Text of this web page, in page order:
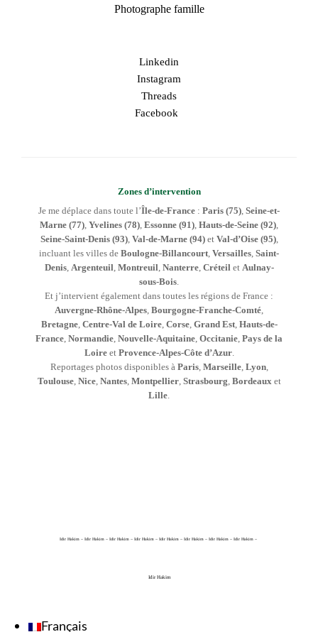
Photographe famille
Linkedin
Instagram
Threads
Facebook
Zones d’intervention
Je me déplace dans toute l’Île-de-France : Paris (75) Seine-et-
Marne (77) Yvelines (78) Essonne (91) Hauts-de-Seine (92)
Seine-Saint-Denis (93), Val-de-Marne (94)et Val-d’Oise (95),
incluant les villes de Boulogne-Billancourt Versailles Saint-
Denis, Argenteuil Montreuil Nanterre, Créteil et Aulnay-
sous-Bois
Et j’intervient également dans toutes les régions de France :
Auvergne-Rhône-Alpes Bourgogne-Franche-Comté
Bretagne, Centre-Val de Loire, Corse, Grand Est, Hauts-de-
France Normandie Nouvelle-Aquitaine Occitanie Pays de la
Loireet Provence-Alpes-Côte d’Azur.
Reportages photos disponibles à Paris, Marseille, Lyon,
Toulouse, Nice, Nantes, Montpellier, Strasbourg Bordeaux et
Lille
Idir Hakim – Idir Hakim – Idir Hakim – Idir Hakim – Idir Hakim – Idir Hakim – Idir Hakim – Idir Hakim –
Idir Hakim
Français